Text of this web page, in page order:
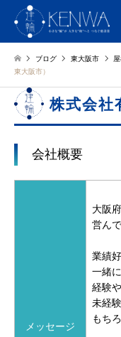
ブログ 東大阪市
東大阪市）
株式会社
会社概要
メッセージ
大阪
営ん
業績
一緒
経験
未経
もち